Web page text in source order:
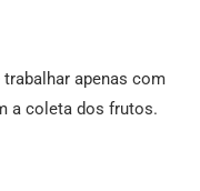
apenas com
a coleta dos frutos.